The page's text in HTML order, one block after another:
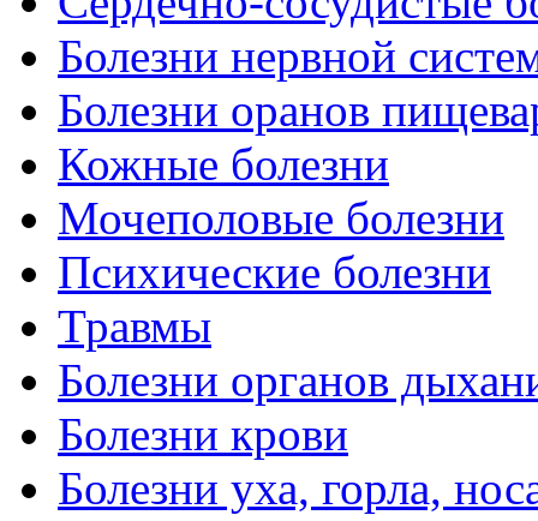
Болезни нервной
Болезни оранов
Кожные болезни
Мочеполовые болезни
Психические болезни
Травмы
Болезни органов
Болезни крови
Болезни уха, горла,